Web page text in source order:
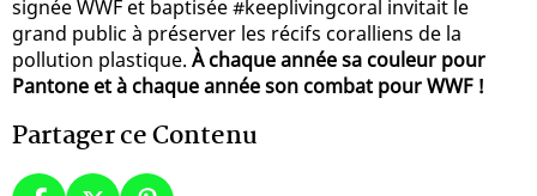
signée WWF et baptisée #keeplivingcoral invitait le
grand public à préserver les récifs coralliens de la
pollution plastique. À chaque année sa couleur pour
Pantone et à chaque année son combat pour WWF !
Partager ce Contenu